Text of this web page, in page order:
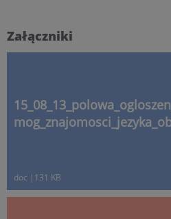
Załączniki
doc | 131 KB